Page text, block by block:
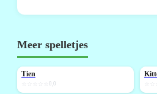
Meer spelletjes
Tien
0,0